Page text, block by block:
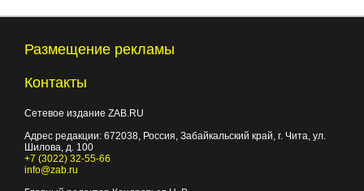
Размещение рекламы
Контакты
Сетевое издание ZAB.RU
Адрес редакции: 672038 , Россия, Забайкальский край, г. Чита ул.
Шилова, д. 100
+7 (3022) 32-55-66
info@zab.ru